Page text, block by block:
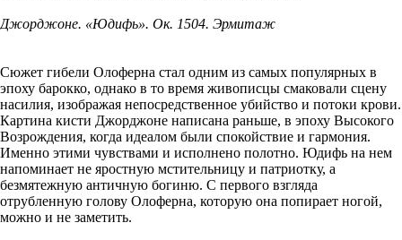
Джорджоне. «Юдифь». Ок. 1504. Эрмитаж
Сюжет гибели Олоферна стал одним из самых популярных в
эпоху барокко, однако в то время живописцы смаковали сцену
насилия, изображая непосредственное убийство и потоки крови.
Картина кисти Джорджоне написана раньше, в эпоху Высокого
Возрождения, когда идеалом были спокойствие и гармония.
Именно этими чувствами и исполнено полотно. Юдифь на нем
напоминает не яростную мстительницу и патриотку, а
безмятежную античную богиню. С первого взгляда
отрубленную голову Олоферна, которую она попирает ногой,
можно и не заметить.